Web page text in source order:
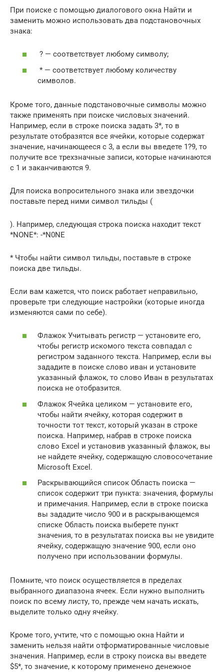
При поиске с помощью диалогового окна Найти и
заменить можно использовать два подстановочных
знака:
? — соответствует любому символу;
* — соответствует любому количеству
символов.
Кроме того, данные подстановочные символы можно
также применять при поиске числовых значений.
Например, если в строке поиска задать 3*, то в
результате отобразятся все ячейки, которые содержат
значение, начинающееся с 3, а если вы введете 1?9, то
получите все трехзначные записи, которые начинаются
с 1 и заканчиваются 9.
Для поиска вопросительного знака или звездочки
поставьте перед ними символ тильды (
). Например, следующая строка поиска находит текст
*NONE*: -*N0NE
* Чтобы найти символ тильды, поставьте в строке
поиска две тильды.
Если вам кажется, что поиск работает неправильно,
проверьте три следующие настройки (которые иногда
изменяются сами по себе).
Флажок Учитывать регистр — установите его,
чтобы регистр искомого текста совпадал с
регистром заданного текста. Например, если вы
зададите в поиске слово иван и установите
указанный флажок, то слово Иван в результатах
поиска не отобразится.
Флажок Ячейка целиком — установите его,
чтобы найти ячейку, которая содержит в
точности тот текст, который указан в строке
поиска. Например, набрав в строке поиска
слово Excel и установив указанный флажок, вы
не найдете ячейку, содержащую словосочетание
Microsoft Excel.
Раскрывающийся список Область поиска —
список содержит три пункта: значения, формулы
и примечания. Например, если в строке поиска
вы зададите число 900 и в раскрывающемся
списке Область поиска выберете пункт
значения, то в результатах поиска вы не увидите
ячейку, содержащую значение 900, если оно
получено при использовании формулы.
Помните, что поиск осуществляется в пределах
выбранного диапазона ячеек. Если нужно выполнить
поиск по всему листу, то, прежде чем начать искать,
выделите только одну ячейку.
Кроме того, учтите, что с помощью окна Найти и
заменить нельзя найти отформатированные числовые
значения. Например, если в строку поиска вы введете
$5*, то значение, к которому применено денежное